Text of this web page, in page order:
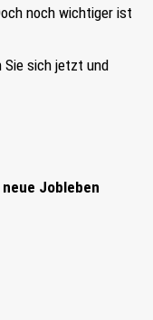
noch wichtiger ist
Sie sich jetzt und
Jobleben